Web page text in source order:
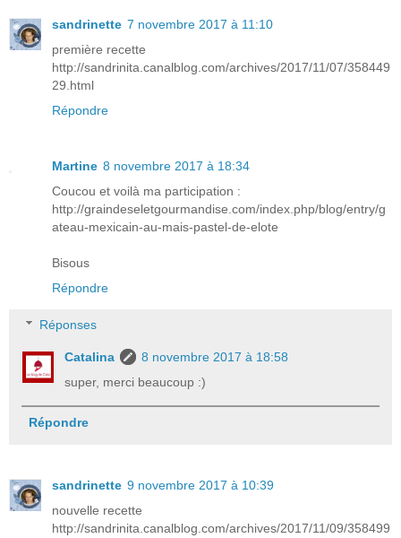
sandrinette 7 novembre 2017 à 11:10
première recette
http://sandrinita.canalblog.com/archives/2017/11/07/358449
29.html
Répondre
Martine 8 novembre 2017 à 18:34
Coucou et voilà ma participation :
http://graindeseletgourmandise.com/index.php/blog/entry/g
ateau-mexicain-au-mais-pastel-de-elote
Bisous
Répondre
Réponses
Catalina
8 novembre 2017 à 18:58
super, merci beaucoup :)
Répondre
sandrinette 9 novembre 2017 à 10:39
nouvelle recette
http://sandrinita.canalblog.com/archives/2017/11/09/358499